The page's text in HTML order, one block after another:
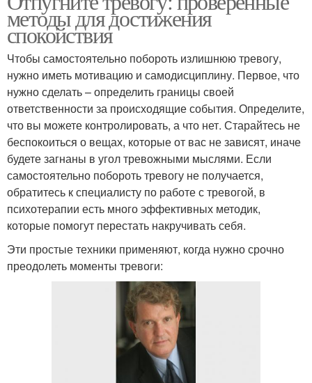
методы для достижения
спокойствия
Чтобы самостоятельно побороть излишнюю тревогу,
нужно иметь мотивацию и самодисциплину. Первое, что
нужно сделать – определить границы своей
ответственности за происходящие события. Определите,
что вы можете контролировать, а что нет. Старайтесь не
беспокоиться о вещах, которые от вас не зависят, иначе
будете загнаны в угол тревожными мыслями. Если
самостоятельно побороть тревогу не получается,
обратитесь к специалисту по работе с тревогой, в
психотерапии есть много эффективных методик,
которые помогут перестать накручивать себя.
Эти простые техники применяют, когда нужно срочно
преодолеть моменты тревоги: